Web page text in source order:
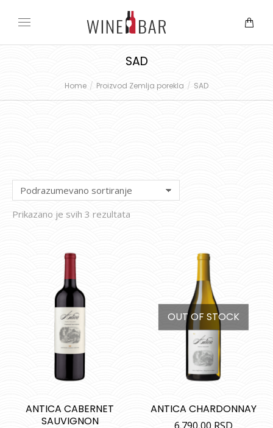
SAD
You are here:Home Proizvod Zemlja porekla SAD
Prikazano je svih 3 rezultata
ANTICA CABERNET
SAUVIGNON
OUT OF STOCK
ANTICA CHARDONNAY